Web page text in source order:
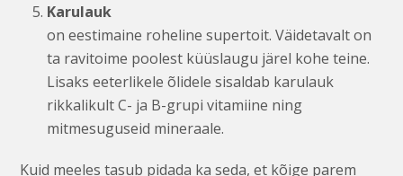
Karulauk
on eestimaine roheline supertoit. Väidetavalt on
ta ravitoime poolest küüslaugu järel kohe teine.
Lisaks eeterlikele õlidele sisaldab karulauk
rikkalikult C- ja B-grupi vitamiine ning
mitmesuguseid mineraale.
Kuid meeles tasub pidada ka seda, et kõige parem